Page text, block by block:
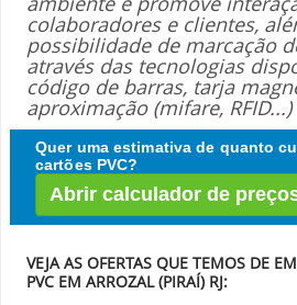
colaboradores e clientes,
possibilidade de marcação
através das tecnologias
código de barras, tarja
aproximação (mifare, RFID...)
Quer uma estimativa de quanto
cartões PVC?
Abrir calculador de
VEJA AS OFERTAS QUE TEMOS DE
PVC EM ARROZAL (PIRAÍ) RJ: